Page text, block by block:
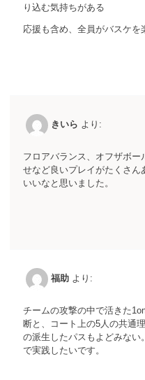
り込む気持ちがある
応援も含め、全員がバスケを
きいら より:
フロアバランス、オフザボ
せなど良いプレイがたくさん
いいなと思いました。
福助 より:
チームの攻撃の中で活きた
断と、コート上の5人の共通
の派生したパスもよどみない
で実践したいです。